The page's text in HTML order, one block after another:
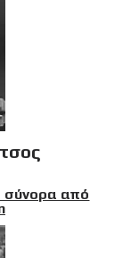
σύνορα από